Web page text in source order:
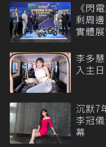
《閃
剩周
實體
李多
入主
沉默7
李冠
幕